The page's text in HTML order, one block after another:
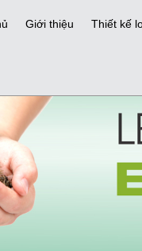
Giới thiệu Thiết kế